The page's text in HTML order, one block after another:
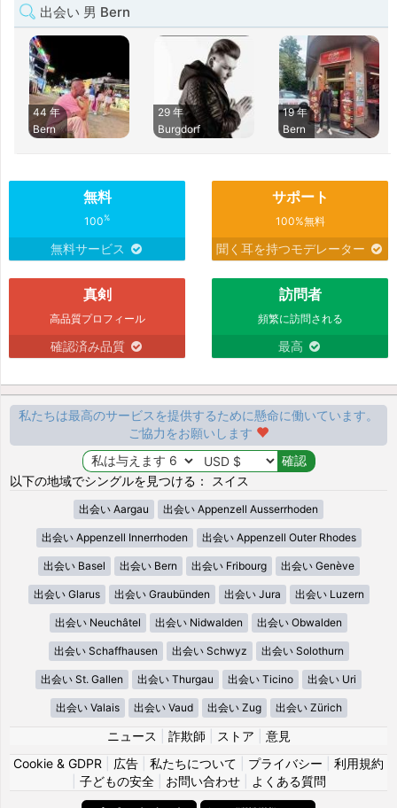
出会い 男 Bern
44 年
Bern
29 年
Burgdorf
19 年
Bern
無料
100%
無料サービス
サポート
100%無料
聞く耳を持つモデレーター
真剣
高品質プロフィール
確認済み品質
訪問者
頻繁に訪問される
最高
私たちは最高のサービスを提供するために懸命に働いています。
ご協力をお願いします
以下の地域でシングルを見つける： スイス
出会い Aargau 出会い Appenzell Ausserrhoden
出会い Appenzell Innerrhoden 出会い Appenzell Outer Rhodes
出会い Basel 出会い Bern 出会い Fribourg 出会い Genève
出会い Glarus 出会い Graubünden 出会い Jura 出会い Luzern
出会い Neuchâtel 出会い Nidwalden 出会い Obwalden
出会い Schaffhausen 出会い Schwyz 出会い Solothurn
出会い St. Gallen 出会い Thurgau 出会い Ticino 出会い Uri
出会い Valais 出会い Vaud 出会い Zug 出会い Zürich
ニュース 詐欺師 ストア
意見
Cookie & GDPR
広告 私たちについて プライバシー
利用規約
子どもの安全| お問い合わせ| よくある質問